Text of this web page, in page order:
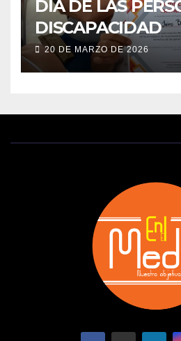
DÍA DE LAS
DISCAPACIDAD
20 DE MARZO DE 2026